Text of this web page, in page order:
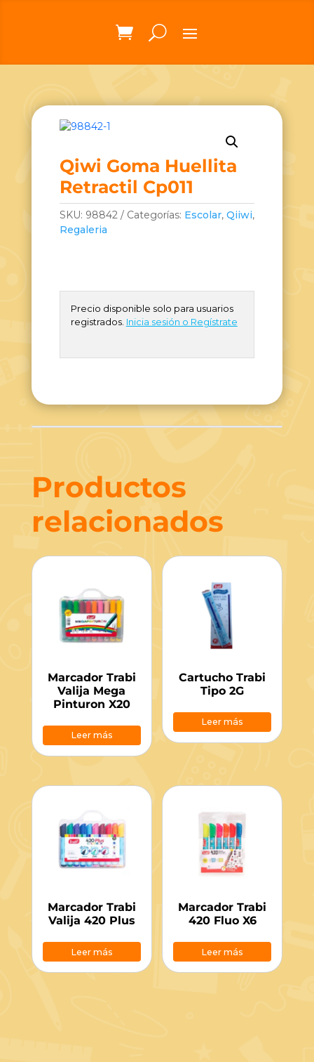
Qiwi Goma Huellita
Retractil Cp011
SKU: 98842 Categorías: Escolar, Qiiwi,
Regaleria
Precio disponible solo para usuarios
registrados. Inicia sesión o Regístrate
Productos
relacionados
Marcador Trabi
Valija Mega
Pinturon X20
Leer más
Cartucho Trabi
Tipo 2G
Leer más
Marcador Trabi
Valija 420 Plus
Leer más
Marcador Trabi
420 Fluo X6
Leer más